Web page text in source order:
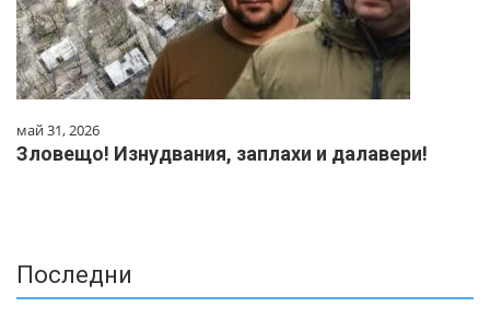
май 31, 2026
Зловещо! Изнудвания, заплахи и далавери!
Последни